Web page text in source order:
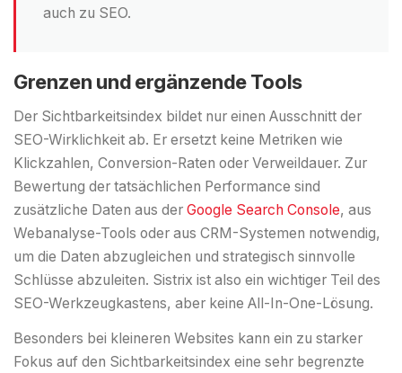
auch zu SEO.
Grenzen und ergänzende Tools
Der Sichtbarkeitsindex bildet nur einen Ausschnitt der
SEO-Wirklichkeit ab. Er ersetzt keine Metriken wie
Klickzahlen, Conversion-Raten oder Verweildauer. Zur
Bewertung der tatsächlichen Performance sind
zusätzliche Daten aus der Google Search Console, aus
Webanalyse-Tools oder aus CRM-Systemen notwendig,
um die Daten abzugleichen und strategisch sinnvolle
Schlüsse abzuleiten. Sistrix ist also ein wichtiger Teil des
SEO-Werkzeugkastens, aber keine All-In-One-Lösung.
Besonders bei kleineren Websites kann ein zu starker
Fokus auf den Sichtbarkeitsindex eine sehr begrenzte